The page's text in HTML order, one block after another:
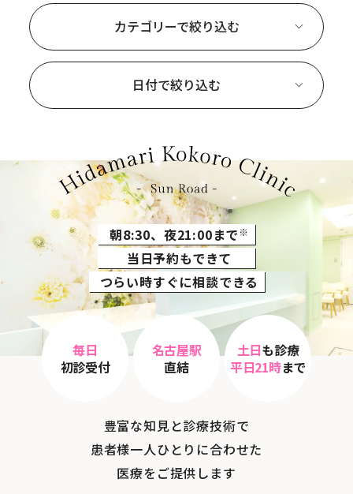
カテゴリーで絞り込む
日付で絞り込む
朝8:30、夜21:00まで※
当日予約もできて
つらい時すぐに相談できる
毎日
初診受付
名古屋駅
直結
土日も診療
平日21時まで
豊富な知見と診療技術で
患者様一人ひとりに合わせた
医療をご提供します